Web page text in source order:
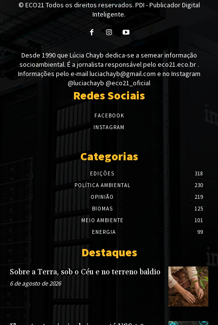
© ECO21 Todos os direitos reservados. PDI - Publicador Digital
Inteligente.
Desde 1990 que Lúcia Chayb dedica-se a semear informação
socioambiental. É a jornalista responsável pelo eco21.eco.br .
Informações pelo e-mail luciachayb@gmail.com e no Instagram
@luciachayb @eco21_oficial
Redes Sociais
FACEBOOK
INSTAGRAM
Categorias
EDIÇÕES
318
POLÍTICA AMBIENTAL
230
OPINIÃO
219
BIOMAS
125
MEIO AMBIENTE
101
ENERGIA
99
Destaques
Sobre a Terra, sob o Céu e no terreno baldio
6 de agosto de 2026